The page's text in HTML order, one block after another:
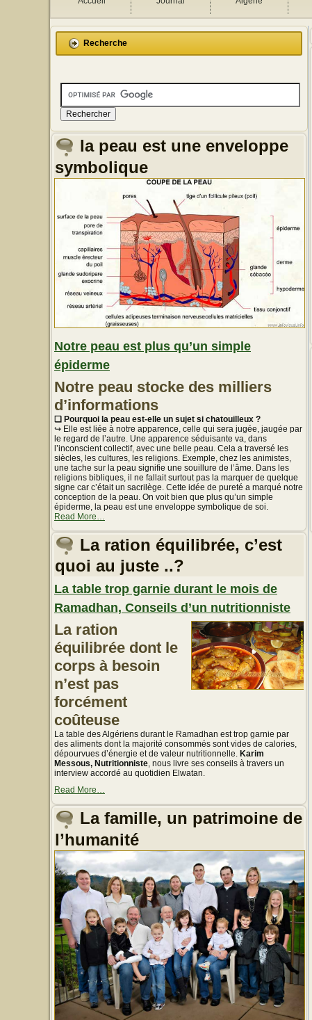
Recherche
la peau est une enveloppe
symbolique
Notre peau est plus qu’un simple
épiderme
Notre peau stocke des milliers
d’informations
❏ Pourquoi la peau est-elle un sujet si chatouilleux ?
↪ Elle est liée à notre apparence, celle qui sera jugée, jaugée par
le regard de l’autre. Une apparence séduisante va, dans
l’inconscient collectif, avec une belle peau. Cela a traversé les
siècles, les cultures, les religions. Exemple, chez les animistes,
une tache sur la peau signifie une souillure de l’âme. Dans les
religions bibliques, il ne fallait surtout pas la marquer de quelque
signe car c’était un sacrilège. Cette idée de pureté a marqué notre
conception de la peau. On voit bien que plus qu’un simple
épiderme, la peau est une enveloppe symbolique de soi.
Read More
peau
est
qu’un
simple
épiderme »
La ration équilibrée, c’est
quoi au juste ..?
La table trop garnie durant le mois de
Ramadhan, Conseils d’un nutritionniste
La ration
équilibrée dont le
corps à besoin
n’est pas
forcément
coûteuse
La table des Algériens durant le Ramadhan est trop garnie par
des aliments dont la majorité consommés sont vides de calories,
dépourvues d’énergie et de valeur nutritionnelle. Karim
Messous, Nutritionniste, nous livre ses conseils à travers un
interview accordé au quotidien Elwatan.
Read More
table
trop
durant
le
de
Ramadhan,
Conseils
d’un
nutritionniste »
…
La famille, un patrimoine de
l’humanité